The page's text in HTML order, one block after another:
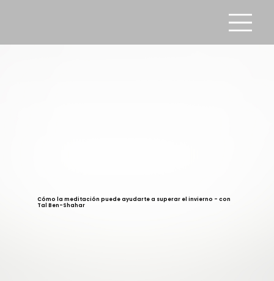
Cómo la meditación puede ayudarte a superar el invierno - con
Tal Ben-Shahar